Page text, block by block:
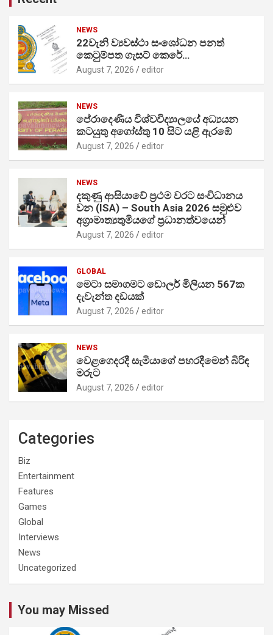
NEWS
22වැනි ව්‍යවස්ථා සංශෝධන පනත්
කෙටුම්පත ගැසට් කෙරේ…
August 7, 2026 editor
NEWS
පේරාදෙණිය විශ්වවිද්‍යාලයේ අධ්‍යයන
කටයුතු අගෝස්තු 10 සිට යළි ඇරඹේ
August 7, 2026 editor
NEWS
දකුණු ආසියාවේ ප්‍රථම වරට සංවිධානය
වන (ISA) – South Asia 2026 සමුළුව
අග්‍රාමාත්‍යතුමියගේ ප්‍රධානත්වයෙන්
August 7, 2026 editor
GLOBAL
මෙටා සමාගමට ඩොලර් මිලියන 567ක
දැවැන්ත දඩයක්
August 7, 2026 editor
NEWS
වෙළගෙදරදී සැමියාගේ පහරදීමෙන් බිරිඳ
මරුට
August 7, 2026 editor
Categories
Biz
Entertainment
Features
Games
Global
Interviews
News
Uncategorized
You may Missed